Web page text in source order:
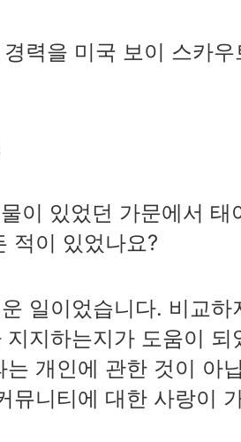
력을 미국 보이 스카우
이 있었던 가문에서 태
적이 있었나요?
일이었습니다. 비교하
지하는지가 도움이 되
개인에 관한 것이 아닙
뮤니티에 대한 사랑이